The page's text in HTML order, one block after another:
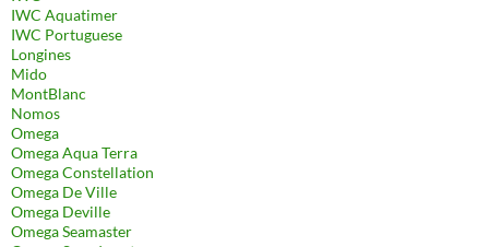
IWC Aquatimer
IWC Portuguese
Longines
Mido
MontBlanc
Nomos
Omega
Omega Aqua Terra
Omega Constellation
Omega De Ville
Omega Deville
Omega Seamaster